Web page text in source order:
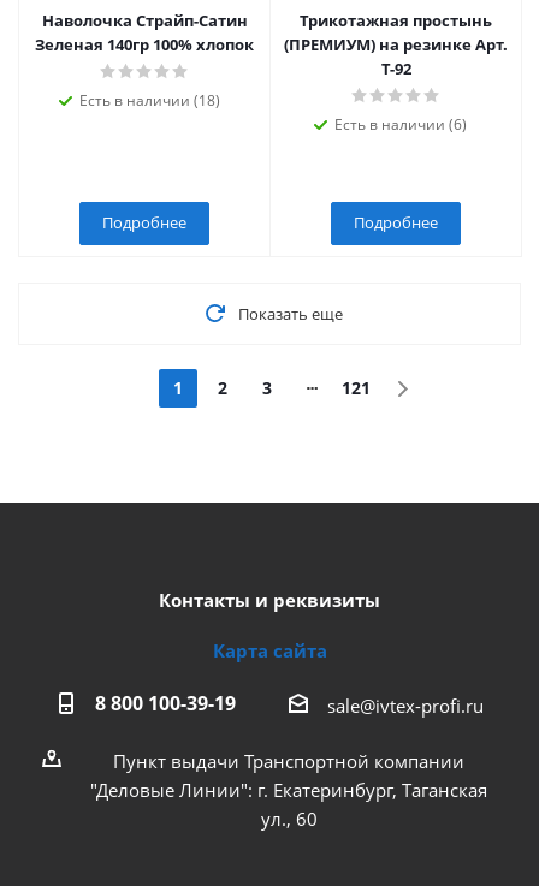
Наволочка Страйп-Сатин
Зеленая 140гр 100% хлопок
Есть в наличии (18)
Подробнее
Трикотажная простынь
(ПРЕМИУМ) на резинке Арт.
Т-92
Есть в наличии (6)
Подробнее
Показать еще
1 2 3 121
Контакты и реквизиты
Карта сайта
8 800 100-39-19 sale@ivtex-profi.ru
Пункт выдачи Транспортной компании
"Деловые Линии": г. Екатеринбург, Таганская
ул., 60